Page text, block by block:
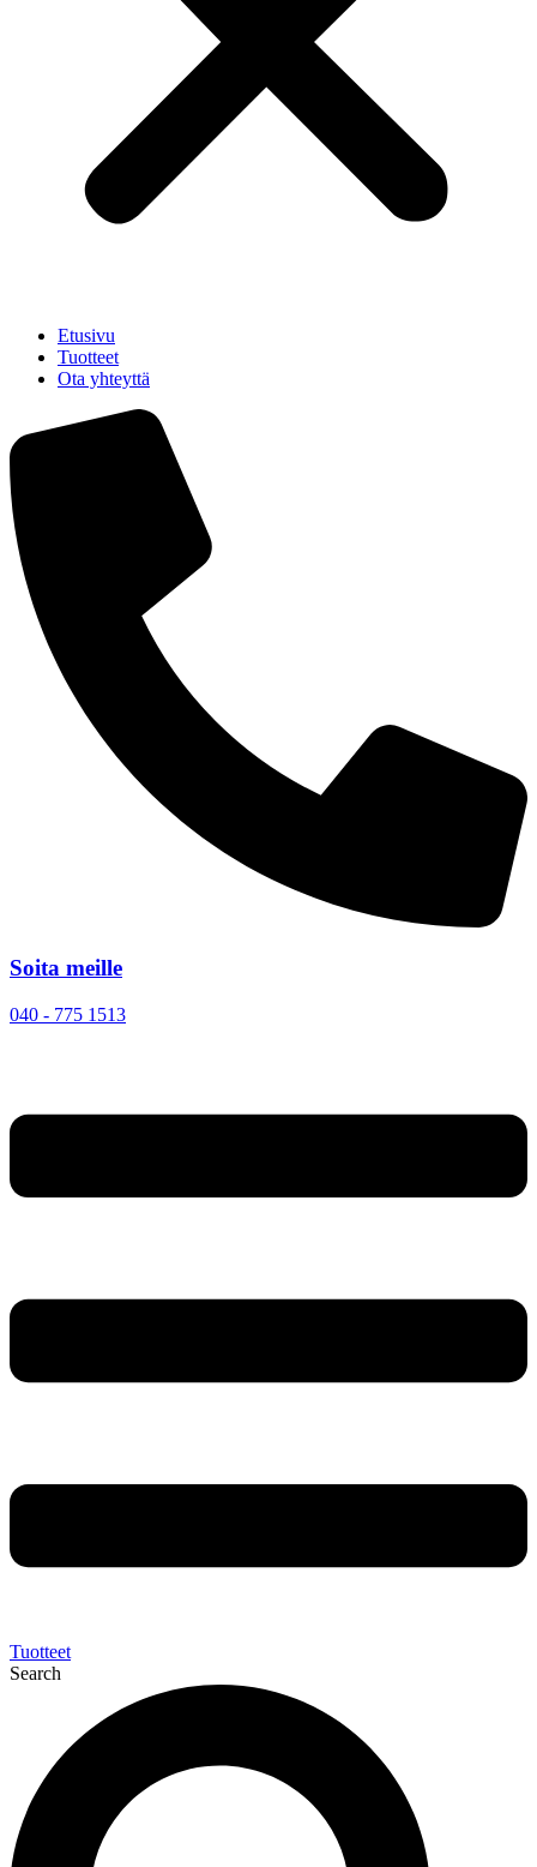
Etusivu
Tuotteet
Ota yhteyttä
Soita meille
040 - 775 1513
Tuotteet
Search